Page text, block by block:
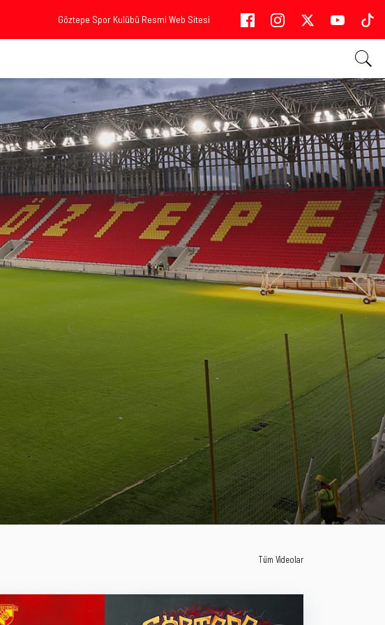
Göztepe Spor Kulübü Resmi Web Sitesi
Tüm Videolar